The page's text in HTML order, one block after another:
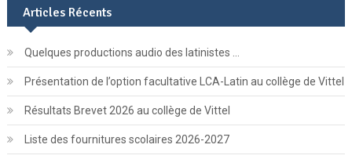
Articles Récents
Quelques productions audio des latinistes …
Présentation de l’option facultative LCA-Latin au collège de Vittel
Résultats Brevet 2026 au collège de Vittel
Liste des fournitures scolaires 2026-2027